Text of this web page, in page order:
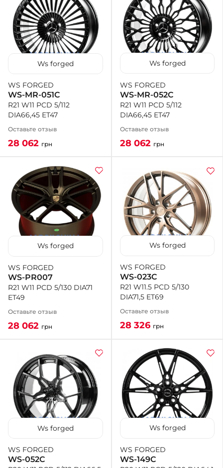
Ws forged
WS FORGED
WS-MR-051C
R21 W11 PCD 5/112
DIA66,45 ET47
Оставьте отзыв
28 062 грн
Ws forged
WS FORGED
WS-MR-052C
R21 W11 PCD 5/112
DIA66,45 ET47
Оставьте отзыв
28 062 грн
Ws forged
WS FORGED
WS-PR007
R21 W11 PCD 5/130 DIA71
ET49
Оставьте отзыв
28 062 грн
Ws forged
WS FORGED
WS-023C
R21 W11.5 PCD 5/130
DIA71,5 ET69
Оставьте отзыв
28 326 грн
Ws forged
WS FORGED
WS-052C
Ws forged
WS FORGED
WS-149C